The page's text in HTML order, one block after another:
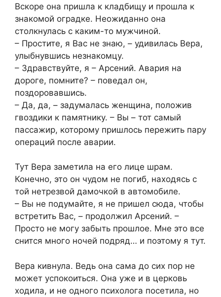
Вскоре она пришла к кладбищу и прошла к
знакомой оградке. Неожиданно она
столкнулась с каким-то мужчиной.
– Простите, я Вас не знаю, – удивилась Вера,
улыбнувшись незнакомцу.
– Здравствуйте, я – Арсений. Авария на
дороге, помните? – поведал он,
поздоровавшись.
– Да, да, – задумалась женщина, положив
гвоздики к памятнику. – Вы – тот самый
пассажир, которому пришлось пережить пару
операций после аварии.
Тут Вера заметила на его лице шрам.
Конечно, это он чудом не погиб, находясь с
той нетрезвой дамочкой в автомобиле.
– Вы не подумайте, я не пришел сюда, чтобы
встретить Вас, – продолжил Арсений. –
Просто не могу забыть прошлое. Мне это все
снится много ночей подряд… и поэтому я тут.
Вера кивнула. Ведь она сама до сих пор не
может успокоиться. Она уже и в церковь
ходила, и не одного психолога посетила, но